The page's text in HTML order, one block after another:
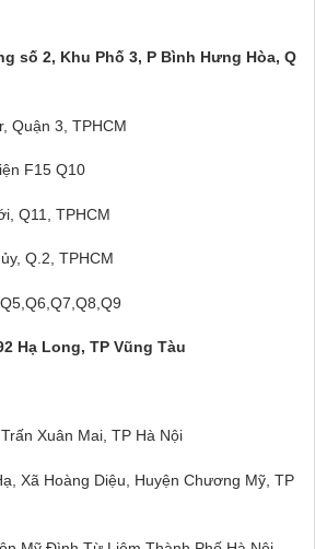
số 2, Khu Phố 3, P Bình Hưng Hòa, Q
Quận 3, TPHCM
F15 Q10
Q11, TPHCM
Q.2, TPHCM
Hạ Long, TP Vũng Tàu
Xuân Mai, TP Hà Nội
Xã Hoàng Diệu, Huyện Chương Mỹ, TP